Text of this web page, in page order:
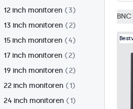
12 inch monitoren
3
13 inch monitoren
2
15 inch monitoren
4
17 inch monitoren
2
19 inch monitoren
2
22 inch monitoren
1
24 inch monitoren
1